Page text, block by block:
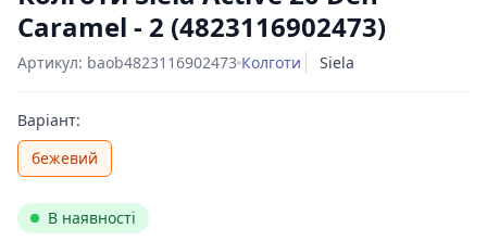
Caramel - 2 (4823116902473)
Артикул: baob4823116902473 Колготи Siela
Варіант:
бежевий
В наявності